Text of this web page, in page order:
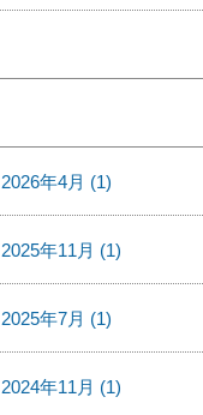
2026年4月 (1)
2025年11月 (1)
2025年7月 (1)
2024年11月 (1)